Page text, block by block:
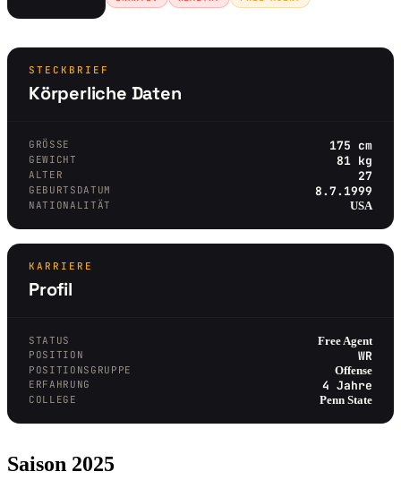
STECKBRIEF
Körperliche Daten
GRÖSSE 175 cm
GEWICHT 81 kg
ALTER 27
GEBURTSDATUM 8.7.1999
NATIONALITÄT USA
KARRIERE
Profil
STATUS Free Agent
POSITION WR
POSITIONSGRUPPE Offense
ERFAHRUNG 4 Jahre
COLLEGE Penn State
Saison 2025